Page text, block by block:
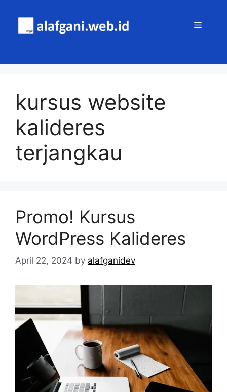
content
MENU
kursus website
kalideres
terjangkau
Promo! Kursus
WordPress Kalideres
April 22, 2024 by alafganidev